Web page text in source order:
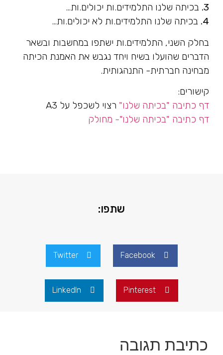
3. בכיתה שלנו התלמידים.ות יכולים.ות…
4. בכיתה שלנו התלמידים.ות לא יכולים.ות…
בחלק השני, התלמידים.ות ישתפו במחשבות ובשאר
הדברים שהועלו בשיח ויחד נגבש את האמנת הכיתה
מבחינה חברתית- התנהגותית.
קישורים:
דף כתיבה "בכיתה שלנו" רצוי לשכפל על A3
דף כתיבה "בכיתה שלנו"- מחולק
שתפו:
Facebook
Twitter
Pinterest
LinkedIn
כתיבת תגובה